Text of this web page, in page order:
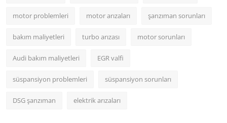
motor problemleri motor arızaları şanzıman sorunları
bakım maliyetleri turbo arızası motor sorunları
Audi bakım maliyetleri EGR valfi
süspansiyon problemleri süspansiyon sorunları
DSG şanzıman elektrik arızaları